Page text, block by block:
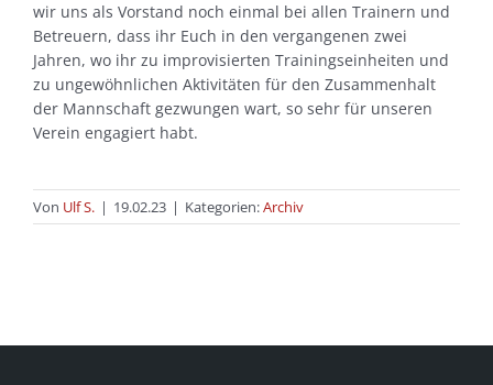
wir uns als Vorstand noch einmal bei allen Trainern und
Betreuern, dass ihr Euch in den vergangenen zwei
Jahren, wo ihr zu improvisierten Trainingseinheiten und
zu ungewöhnlichen Aktivitäten für den Zusammenhalt
der Mannschaft gezwungen wart, so sehr für unseren
Verein engagiert habt.
Von Ulf S. | 19.02.23 | Kategorien:Archiv